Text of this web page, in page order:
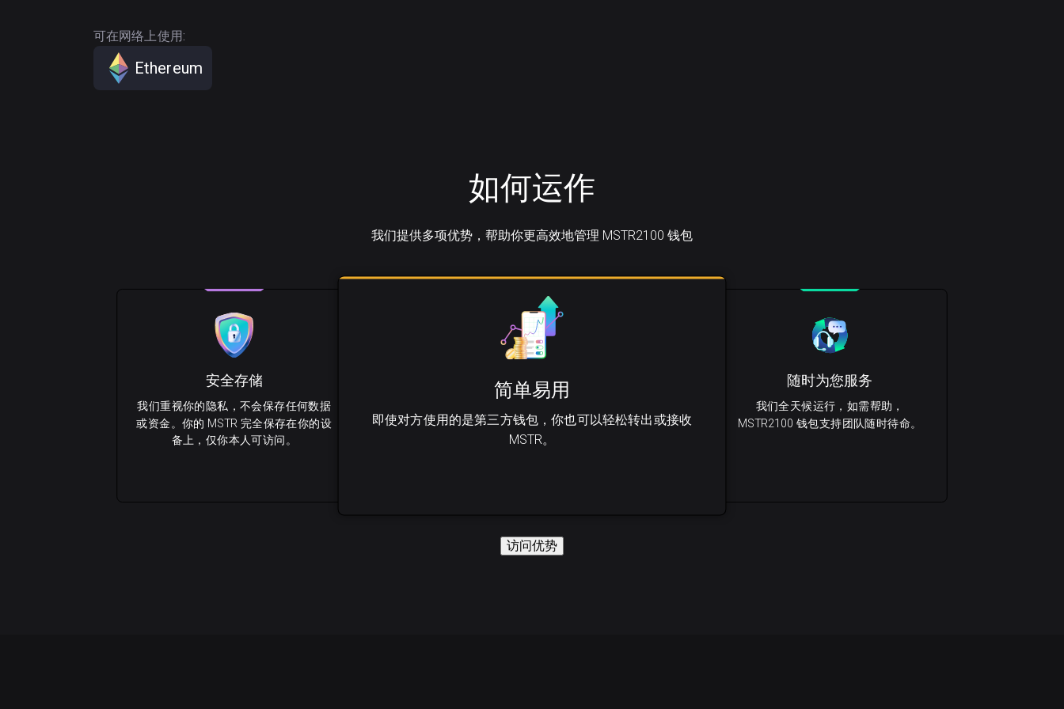
可在网络上使用:
Ethereum
如何运作
我们提供多项优势，帮助你更高效地管理 MSTR2100 钱包
简单易用
即使对方使用的是第三方钱包，你也可以轻松转出或接收
MSTR。
随时为您服务
我们全天候运行，如需帮助，
MSTR2100 钱包支持团队随时待命。
安全存储
我们重视你的隐私，不会保存任何数据
或资金。你的 MSTR 完全保存在你的设
备上，仅你本人可访问。
访问优势